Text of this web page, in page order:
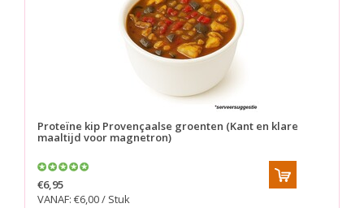
Proteïne kip Provençaalse groenten (Kant en klare
maaltijd voor magnetron)
€6,95
VANAF: €6,00 / Stuk